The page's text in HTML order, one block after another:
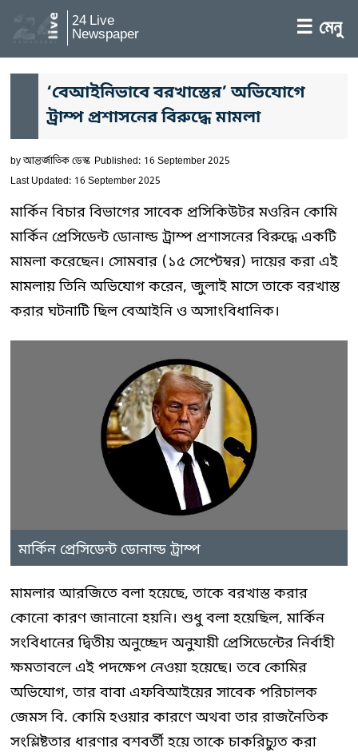
24 Live
Newspaper ☰ মেনু
‘বেআইনিভাবে বরখাস্তের’ অভিযোগে
ট্রাম্প প্রশাসনের বিরুদ্ধে মামলা
byআন্তর্জাতিক ডেস্ক Published: 16 September 2025
Last Updated: 16 September 2025
মার্কিন বিচার বিভাগের সাবেক প্রসিকিউটর মওরিন কোমি
মার্কিন প্রেসিডেন্ট ডোনাল্ড ট্রাম্প প্রশাসনের বিরুদ্ধে একটি
মামলা করেছেন। সোমবার (১৫ সেপ্টেম্বর) দায়ের করা এই
মামলায় তিনি অভিযোগ করেন, জুলাই মাসে তাকে বরখাস্ত
করার ঘটনাটি ছিল বেআইনি ও অসাংবিধানিক।
মার্কিন প্রেসিডেন্ট ডোনাল্ড ট্রাম্প
মামলার আরজিতে বলা হয়েছে, তাকে বরখাস্ত করার
কোনো কারণ জানানো হয়নি। শুধু বলা হয়েছিল, মার্কিন
সংবিধানের দ্বিতীয় অনুচ্ছেদ অনুযায়ী প্রেসিডেন্টের নির্বাহী
ক্ষমতাবলে এই পদক্ষেপ নেওয়া হয়েছে। তবে কোমির
অভিযোগ, তার বাবা এফবিআইয়ের সাবেক পরিচালক
জেমস বি. কোমি হওয়ার কারণে অথবা তার রাজনৈতিক
সংশ্লিষ্টতার ধারণার বশবর্তী হয়ে তাকে চাকরিচ্যুত করা